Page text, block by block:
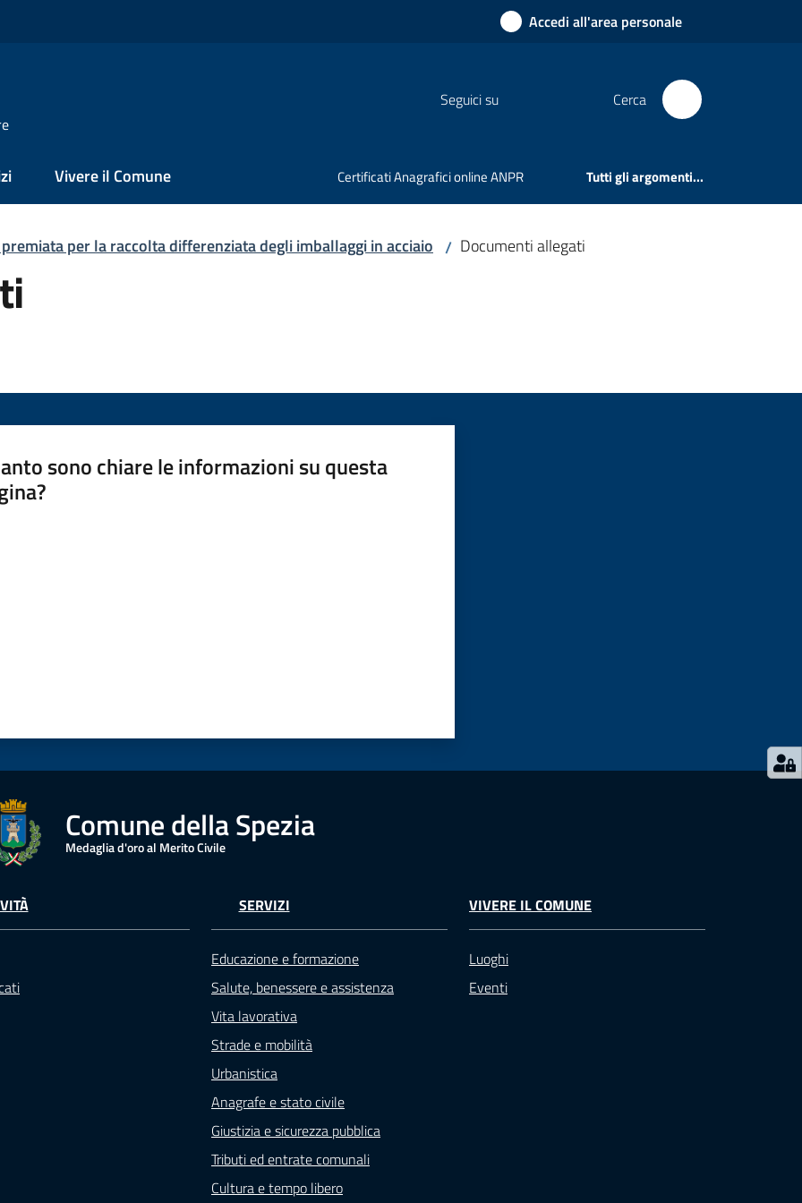
Accedi all'area personale
Seguici su Cerca
Vivere il Comune Certificati Anagrafici online ANPR Tutti gli argomenti...
premiata per la raccolta differenziata degli imballaggi in acciaio / Documenti allegati
sono chiare le informazioni su questa
Comune della Spezia
Medaglia d'oro al Merito Civile
SERVIZI
Educazione e formazione
Salute, benessere e assistenza
Vita lavorativa
Strade e mobilità
Urbanistica
Anagrafe e stato civile
Giustizia e sicurezza pubblica
Tributi ed entrate comunali
Cultura e tempo libero
VIVERE IL COMUNE
Luoghi
Eventi